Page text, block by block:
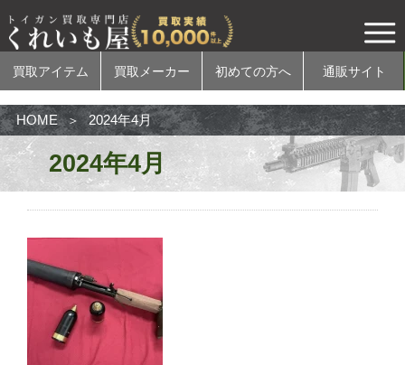
買取アイテム 買取メーカー 初めての方へ 通販サイト
買取アイテム
ガスガン
エアコッキングガン
モデルガン
無可動実銃
HOME 2024年4月
2024年4月